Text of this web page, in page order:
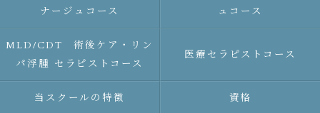
ナージュコース
ュコース
MLD/CDT 術後ケア・リン
パ浮腫 セラピストコース
医療セラピストコース
当スクールの特徴 資格